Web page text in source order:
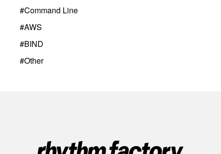
#Command Line
#AWS
#BIND
#Other